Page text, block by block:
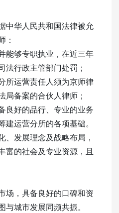
中华人民共和国法律被允
：
能够专职执业，在近三年
法行政主管部门处罚；
所运营责任人须为京师律
局备案的合伙人律师；
良好的品行、专业的业务
运营分所的各项基础。
、发展理念及战略布局，
富的社会及专业资源，且
场，具备良好的口碑和资
城市发展同频共振。